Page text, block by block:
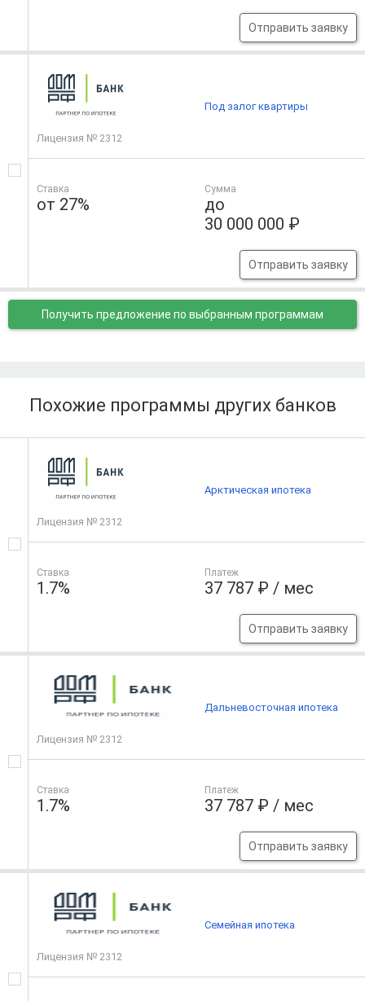
Отправить заявку
Лицензия № 2312
Ставка
от 27%
Сумма
до
30 000 000 ₽
Отправить заявку
Под залог квартиры
Получить предложение по выбранным программам
Похожие программы других банков
Лицензия № 2312
Ставка
1.7%
Платеж
37 787 ₽ / мес
Отправить заявку
Арктическая ипотека
Лицензия № 2312
Ставка
1.7%
Платеж
37 787 ₽ / мес
Отправить заявку
Дальневосточная ипотека
Лицензия № 2312
Семейная ипотека